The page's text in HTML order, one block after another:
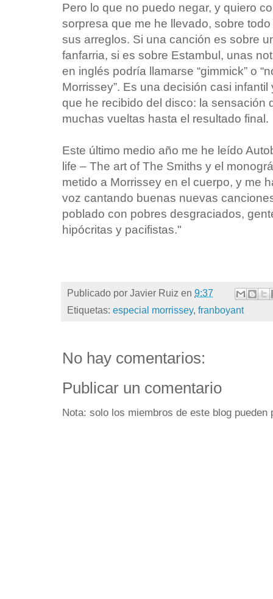
Pero lo que no puedo negar, y quiero
sorpresa que me he llevado, sobre
sus arreglos. Si una canción es sobre
fanfarria, si es sobre Estambul, unas
en inglés podría llamarse “gimmick” o
Morrissey”. Es una decisión casi
que he recibido del disco: la sensación
muchas vueltas hasta el resultado final.
Este último medio año me he leído
life – The art of The Smiths y el
metido a Morrissey en el cuerpo, y me
voz cantando buenas nuevas
poblado con pobres desgraciados,
hipócritas y pacifistas."
Publicado por Javier Ruiz en 9:37
Etiquetas: especial morrissey, franboyant
No hay comentarios:
Publicar un comentario
Nota: solo los miembros de este blog pueden